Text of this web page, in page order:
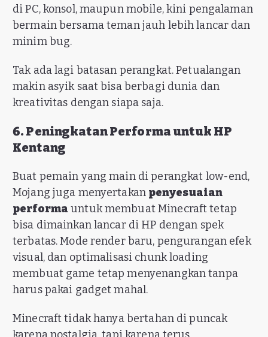
di PC, konsol, maupun mobile, kini pengalaman
bermain bersama teman jauh lebih lancar dan
minim bug.
Tak ada lagi batasan perangkat. Petualangan
makin asyik saat bisa berbagi dunia dan
kreativitas dengan siapa saja.
6. Peningkatan Performa untuk HP
Kentang
Buat pemain yang main di perangkat low-end,
Mojang juga menyertakan penyesuaian
performa untuk membuat Minecraft tetap
bisa dimainkan lancar di HP dengan spek
terbatas. Mode render baru, pengurangan efek
visual, dan optimalisasi chunk loading
membuat game tetap menyenangkan tanpa
harus pakai gadget mahal.
Minecraft tidak hanya bertahan di puncak